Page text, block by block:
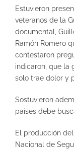
Estuvieron
veteranos de la
documental,
Ramón Romero
contestaron
indicaron, que la
solo trae dolor y
Sostuvieron
países debe
El producción
Nacional de